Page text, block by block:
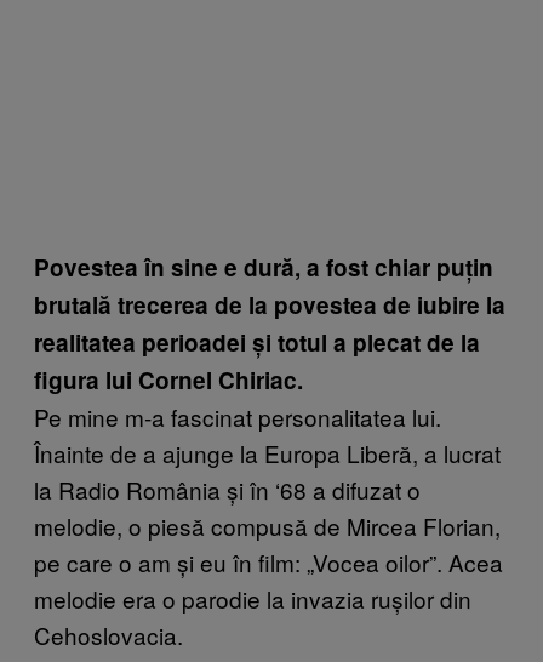
Povestea în sine e dură, a fost chiar puțin
brutală trecerea de la povestea de iubire la
realitatea perioadei și totul a plecat de la
figura lui Cornel Chiriac.
Pe mine m-a fascinat personalitatea lui.
Înainte de a ajunge la Europa Liberă, a lucrat
la Radio România și în ‘68 a difuzat o
melodie, o piesă compusă de Mircea Florian,
pe care o am și eu în film: „Vocea oilor”. Acea
melodie era o parodie la invazia rușilor din
Cehoslovacia.